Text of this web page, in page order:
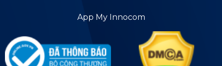
App My Innocom